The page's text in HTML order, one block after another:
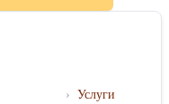
› Услуги